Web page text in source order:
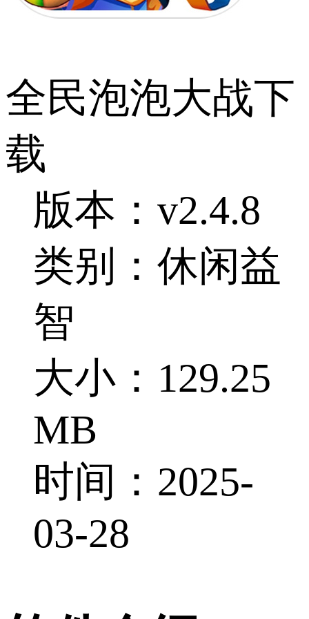
全民泡泡大战下
载
版本：v2.4.8
类别：休闲益
智
大小：129.25
MB
时间：2025-
03-28